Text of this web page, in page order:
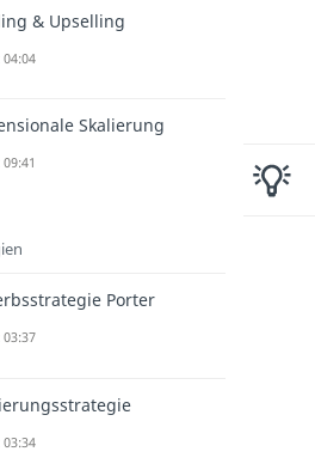
& Upselling
Skalierung
Porter